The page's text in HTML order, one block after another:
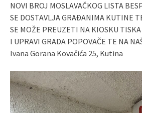
NOVI BROJ MOSLAVAČKOG LISTA
SE DOSTAVLJA GRAĐANIMA KUTINE
SE MOŽE PREUZETI NA KIOSKU TISKA
I UPRAVI GRADA POPOVAČE TE NA
Ivana Gorana Kovačića 25, Kutina